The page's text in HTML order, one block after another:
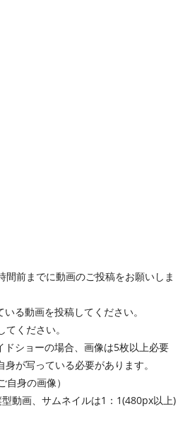
間前までに動画のご投稿をお願いしま
る動画を投稿してください。
ください。
ドショーの場合、画像は5枚以上必要
が写っている必要があります。
自身の画像）
動画、サムネイルは1：1(480px以上)